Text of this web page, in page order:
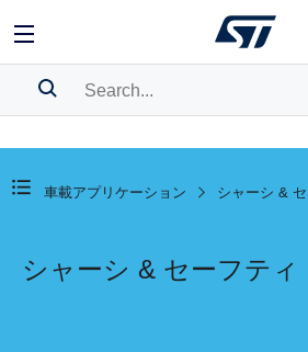
BOOKMARK
車載アプリケーション シャーシ &
シャーシ & セーフティ